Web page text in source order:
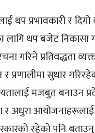
थप प्रभावकारी र
लागि थप बजेट निकासा
प्रतिवद्धता
प्रणालीमा सुधार
मजबुत बनाउन
र अधुरा
रहेको पनि